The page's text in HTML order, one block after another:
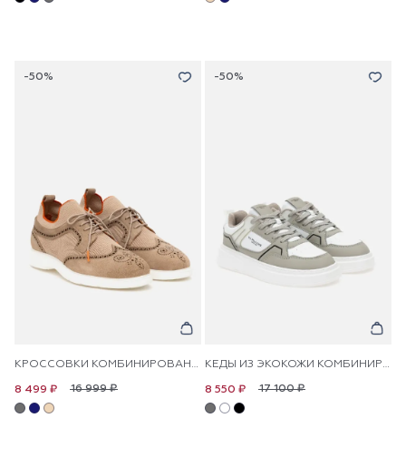
-50%
КРОССОВКИ КОМБИНИРОВАННЫЕ КОЖАНЫЕ С ПЕРФОРАЦИЕЙ
16 999 ₽
8 499 ₽
-50%
КЕДЫ ИЗ ЭКОКОЖИ КОМБИНИРОВАННЫЕ
17 100 ₽
8 550 ₽